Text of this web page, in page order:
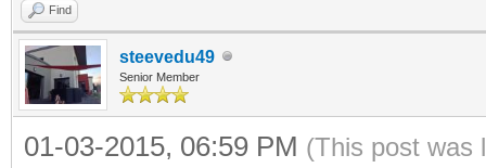
Find
steevedu49
Senior Member
01-03-2015, 06:59 PM (This post was